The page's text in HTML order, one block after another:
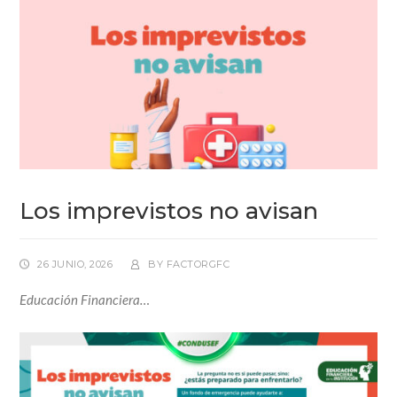
Los imprevistos no avisan
26 JUNIO, 2026 BY FACTORGFC
Educación Financiera…